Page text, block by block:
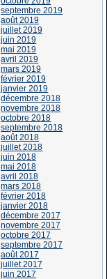
septembre 2019
août 2019
juillet 2019
juin 2019
mai 2019
avril 2019
mars 2019
février 2019
janvier 2019
décembre 2018
novembre 2018
octobre 2018
septembre 2018
août 2018
juillet 2018
juin 2018
mai 2018
avril 2018
mars 2018
février 2018
janvier 2018
décembre 2017
novembre 2017
octobre 2017
septembre 2017
août 2017
juillet 2017
juin 2017